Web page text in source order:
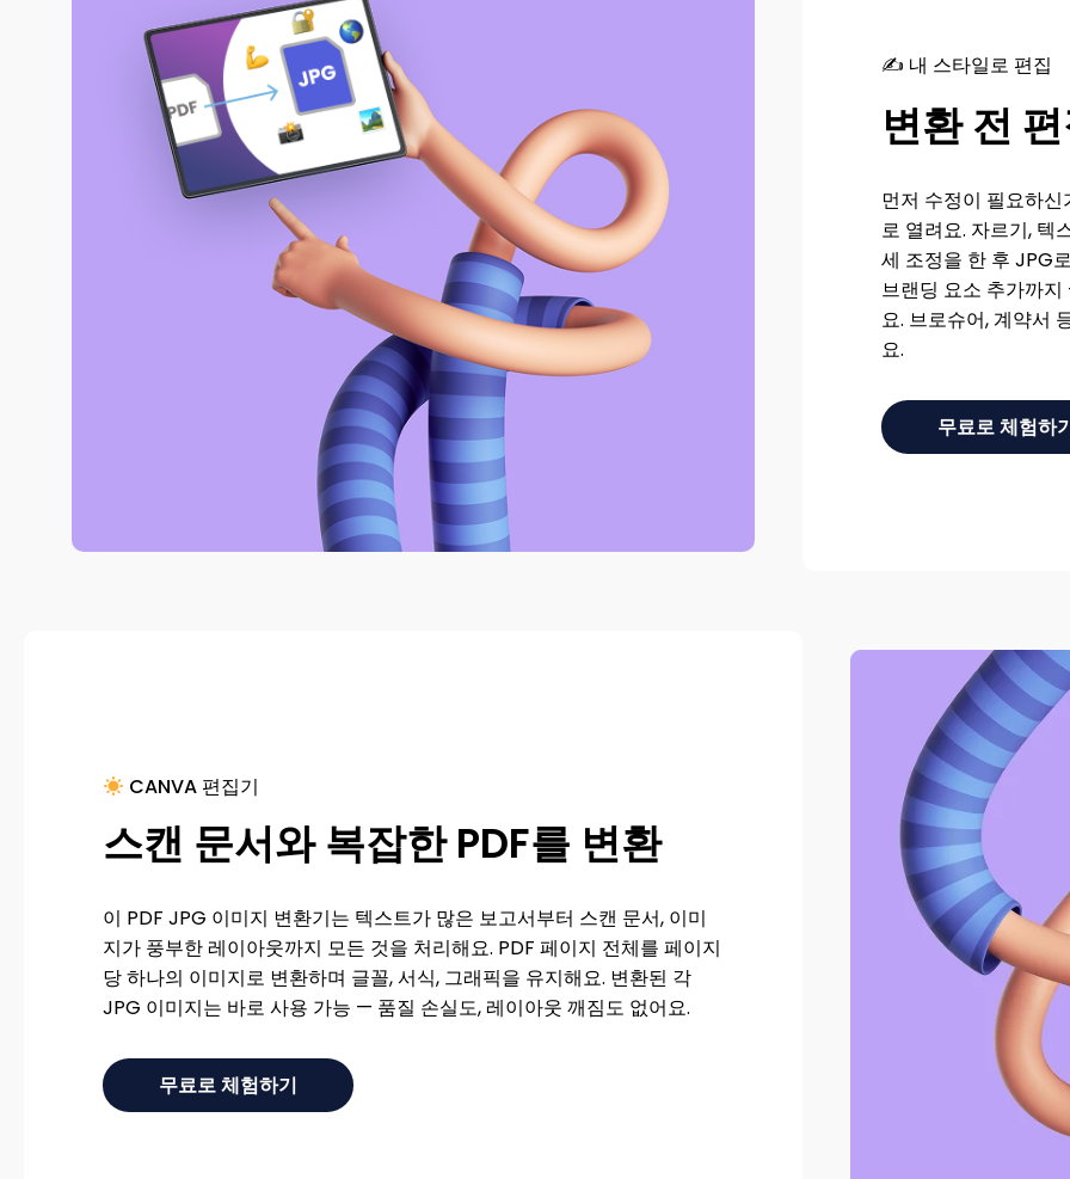
✍️ 내 스타일로 편집
변환 전
먼저 수정이 필요하
로 열려요. 자르기, 텍
세 조정을 한 후 JPG
브랜딩 요소 추가까
요. 브로슈어, 계약서
요.
무료로 체험하
CANVA 편집기
스캔 문서와 복잡한 PDF를 변환
이 PDF JPG 이미지 변환기는 텍스트가 많은 보고서부터 스캔 문서, 이미
지가 풍부한 레이아웃까지 모든 것을 처리해요. PDF 페이지 전체를 페이지
당 하나의 이미지로 변환하며 글꼴, 서식, 그래픽을 유지해요. 변환된 각
JPG 이미지는 바로 사용 가능 — 품질 손실도, 레이아웃 깨짐도 없어요.
무료로 체험하기